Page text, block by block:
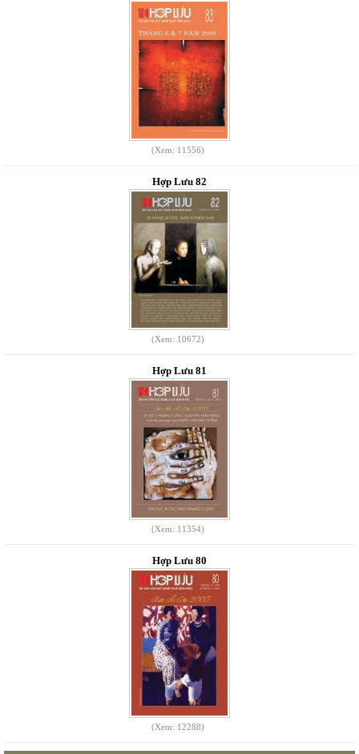
(Xem: 11556)
Hợp Lưu 82
(Xem: 10672)
Hợp Lưu 81
(Xem: 11354)
Hợp Lưu 80
(Xem: 12288)